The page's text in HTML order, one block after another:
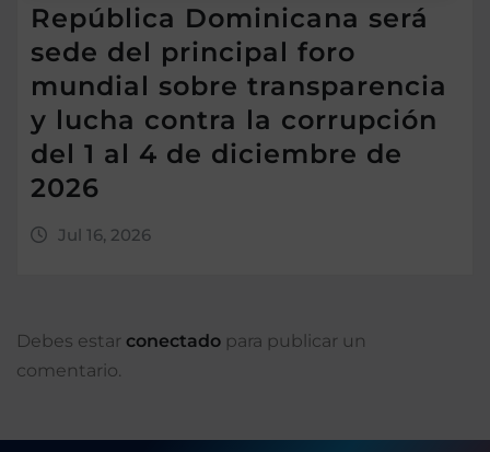
República Dominicana será
sede del principal foro
mundial sobre transparencia
y lucha contra la corrupción
del 1 al 4 de diciembre de
2026
Jul 16, 2026
Debes estar conectado para publicar un
comentario.